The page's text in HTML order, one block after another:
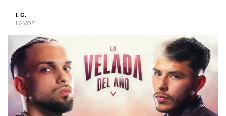
I. G.
LA VOZ